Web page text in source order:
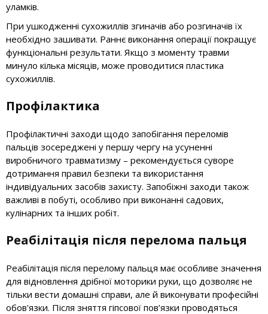
уламків.
При ушкодженні сухожиллів згиначів або розгиначів їх
необхідно зашивати. Раннє виконання операції покращує
функціональні результати. Якщо з моменту травми
минуло кілька місяців, може проводитися пластика
сухожиллів.
Профілактика
Профілактичні заходи щодо запобігання переломів
пальців зосереджені у першу чергу на усуненні
виробничого травматизму – рекомендується суворе
дотримання правил безпеки та використання
індивідуальних засобів захисту. Запобіжні заходи також
важливі в побуті, особливо при виконанні садових,
кулінарних та інших робіт.
Реабілітація після перелома пальця
Реабілітація після перелому пальця має особливе значення
для відновлення дрібної моторики руки, що дозволяє не
тільки вести домашні справи, але й виконувати професійні
обов'язки. Після зняття гіпсової пов’язки проводяться